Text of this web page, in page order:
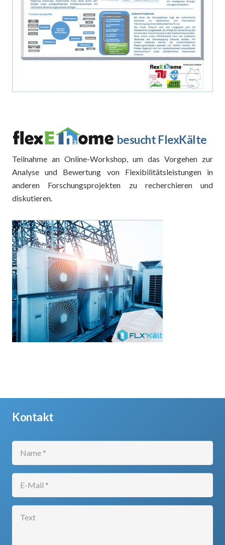
besucht FlexKälte
Teilnahme an Online-Workshop, um das Vorgehen zur
Analyse und Bewertung von Flexibilitätsleistungen in
anderen Forschungsprojekten zu recherchieren und
diskutieren.
Kontakt